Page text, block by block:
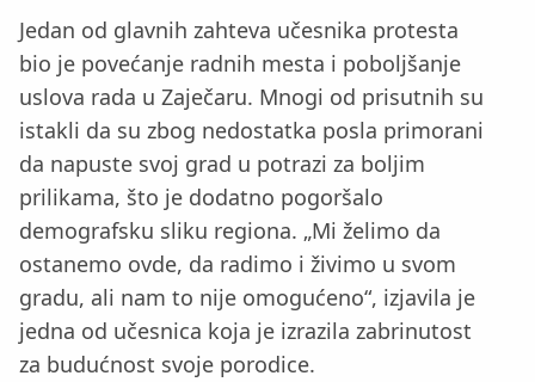
Jedan od glavnih zahteva učesnika protesta
bio je povećanje radnih mesta i poboljšanje
uslova rada u Zaječaru. Mnogi od prisutnih su
istakli da su zbog nedostatka posla primorani
da napuste svoj grad u potrazi za boljim
prilikama, što je dodatno pogoršalo
demografsku sliku regiona. „Mi želimo da
ostanemo ovde, da radimo i živimo u svom
gradu, ali nam to nije omogućeno“, izjavila je
jedna od učesnica koja je izrazila zabrinutost
za budućnost svoje porodice.